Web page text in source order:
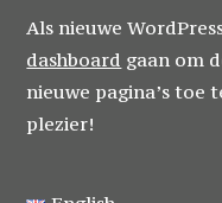
Als nieuwe
dashboard gaan om
nieuwe pagina’s toe
plezier!